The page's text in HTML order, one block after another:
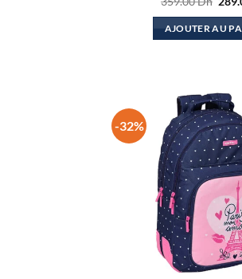
était
AJOUTER AU
-32%